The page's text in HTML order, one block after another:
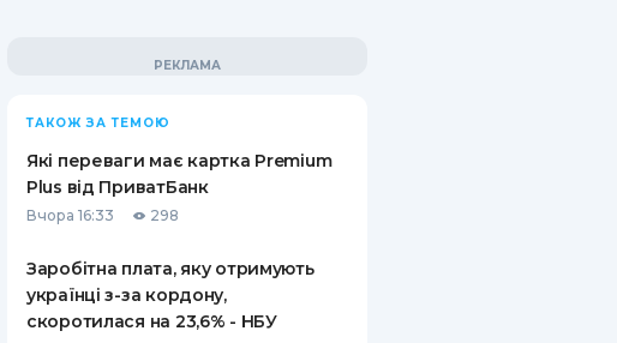
ТАКОЖ ЗА ТЕМОЮ
Які переваги має картка Premium
Plus від ПриватБанк
Вчора 16:33 298
Заробітна плата, яку отримують
українці з-за кордону,
скоротилася на 23,6% - НБУ